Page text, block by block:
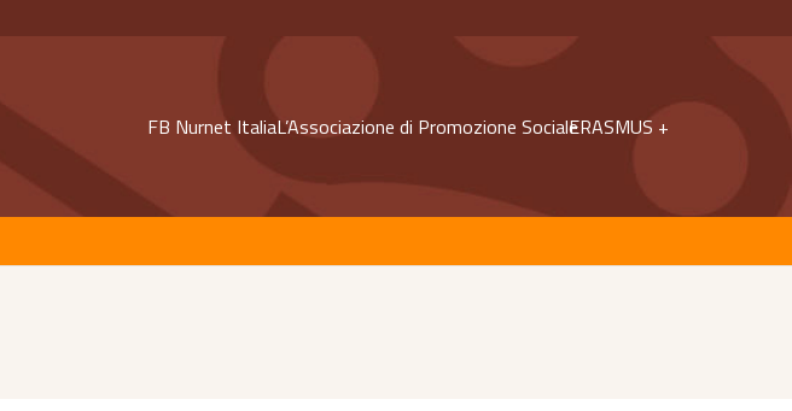
FB Nurnet ItaliaL’Associazione di Promozione SocialeERASMUS +